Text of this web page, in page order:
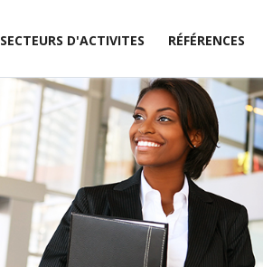
SECTEURS D'ACTIVITES RÉFÉRENCES